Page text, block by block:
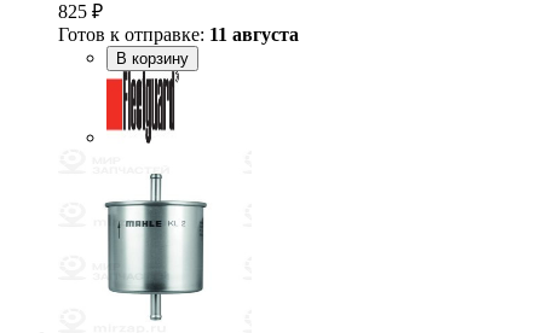
825 ₽
Готов к отправке: 11 августа
В корзину